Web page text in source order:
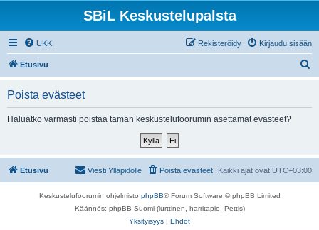
SBiL Keskustelupalsta
UKK Kirjaudu sisään
Rekisteröidy
Etusivu
Poista evästeet
Haluatko varmasti poistaa tämän keskustelufoorumin asettamat evästeet?
Etusivu Kaikki ajat ovat UTC+03:00
Poista evästeet
Viesti Ylläpidolle
Keskustelufoorumin ohjelmisto phpBB® Forum Software © phpBB Limited
Käännös: phpBB Suomi (lurttinen, harritapio, Pettis)
Yksityisyys | Ehdot